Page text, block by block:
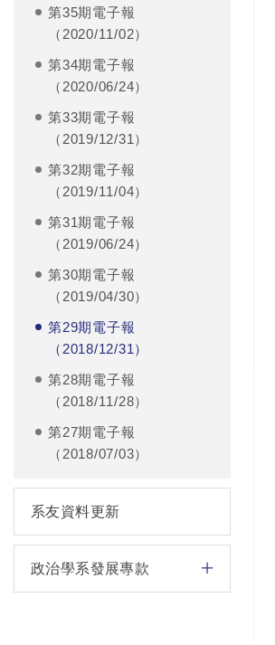
第35期電子報
（2020/11/02）
第34期電子報
（2020/06/24）
第33期電子報
（2019/12/31）
第32期電子報
（2019/11/04）
第31期電子報
（2019/06/24）
第30期電子報
（2019/04/30）
第29期電子報
（2018/12/31）
第28期電子報
（2018/11/28）
第27期電子報
（2018/07/03）
系友資料更新
政治學系發展專款